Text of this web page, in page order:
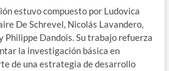
estuvo compuesto por Ludovica
De Schrevel, Nicolás Lavandero,
Philippe Dandois. Su trabajo refuerza
la investigación básica en
de una estrategia de desarrollo